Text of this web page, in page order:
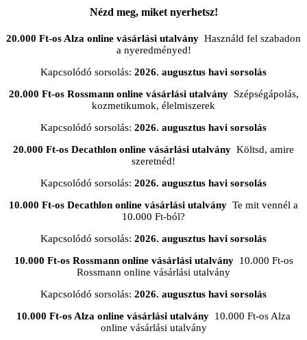
Nézd meg, miket nyerhetsz!
20.000 Ft-os Alza online vásárlási utalvány Használd fel szabadon
a nyeredményed!
Kapcsolódó sorsolás: 2026. augusztus havi sorsolás
20.000 Ft-os Rossmann online vásárlási utalványSzépségápolás,
kozmetikumok, élelmiszerek
Kapcsolódó sorsolás: 2026. augusztus havi sorsolás
20.000 Ft-os Decathlon online vásárlási utalvány Költsd, amire
szeretnéd!
Kapcsolódó sorsolás: 2026. augusztus havi sorsolás
10.000 Ft-os Decathlon online vásárlási utalvány Te mit vennél a
10.000 Ft-ból?
Kapcsolódó sorsolás: 2026. augusztus havi sorsolás
10.000 Ft-os Rossmann online vásárlási utalvány10.000 Ft-os
Rossmann online vásárlási utalvány
Kapcsolódó sorsolás: 2026. augusztus havi sorsolás
10.000 Ft-os Alza online vásárlási utalvány 10.000 Ft-os Alza
online vásárlási utalvány